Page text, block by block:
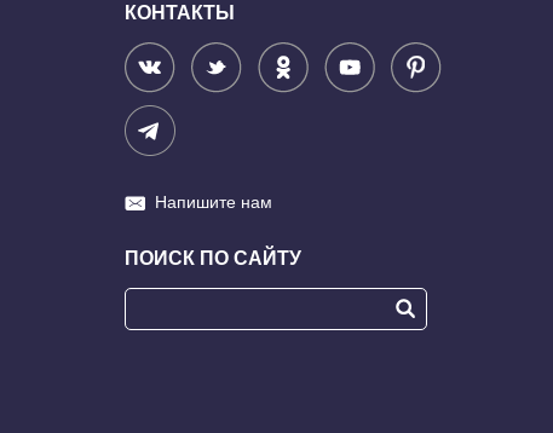
КОНТАКТЫ
Напишите нам
ПОИСК ПО САЙТУ